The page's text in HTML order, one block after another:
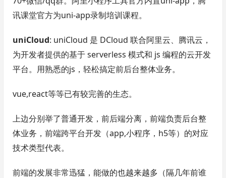
讯课堂官方为uni-app录制培训课程。
uniCloud: uniCloud 是 DCloud 联合阿里云、腾讯云，
为开发者提供的基于 serverless 模式和 js 编程的云开发
平台。用熟悉的js，轻松搞定前后台整体业务。
vue,react等等已有较完善的生态。
上边分别举了普通开发，前后端分离，前端负责后台整
体业务，前端跨平台开发（app,小程序，h5等）的对应
技术类型代表。
前端的发展非常迅猛，能做的也越来越多（隔几年前谁